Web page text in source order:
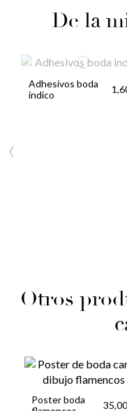
De la
Adhesivos boda
indico
‹
Otros
Poster boda